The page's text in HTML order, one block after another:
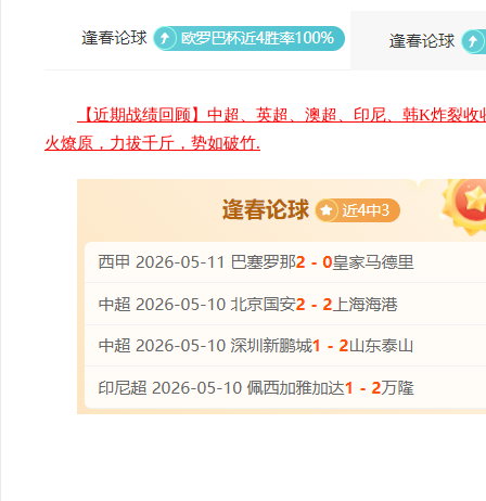
【近期战绩回顾】中超、英超、澳超、印尼、韩K炸裂
火燎原，力拔千斤，势如破竹.